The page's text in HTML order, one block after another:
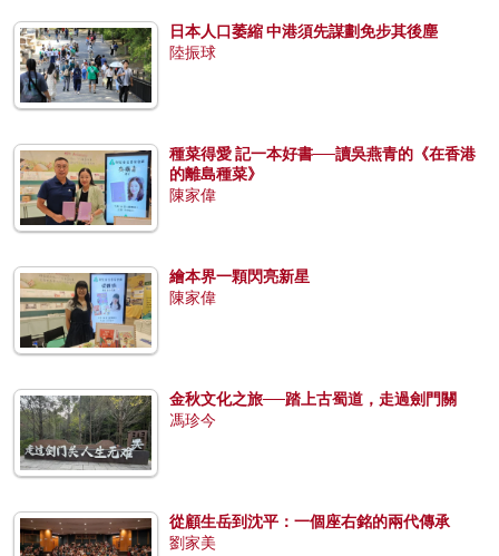
日本人口萎縮 中港須先謀劃免步其後塵
陸振球
種菜得愛 記一本好書──讀吳燕青的《在香港
的離島種菜》
陳家偉
繪本界一顆閃亮新星
陳家偉
金秋文化之旅──踏上古蜀道，走過劍門關
馮珍今
從顧生岳到沈平：一個座右銘的兩代傳承
劉家美